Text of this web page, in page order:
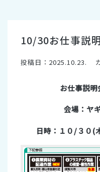
10/30お仕事説
投稿日：2025.10.23.
お仕事説明
会場：ヤ
日時：１０/３０(